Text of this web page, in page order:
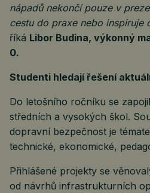
nápadů nekončí pouze v
cestu do praxe nebo inspiruje
říká Libor Budina, výkonný
0.
Studenti hledají řešení
Do letošního ročníku se
středních a vysokých škol.
dopravní bezpečnost je
technické, ekonomické,
Přihlášené projekty se
od návrhů infrastrukturních